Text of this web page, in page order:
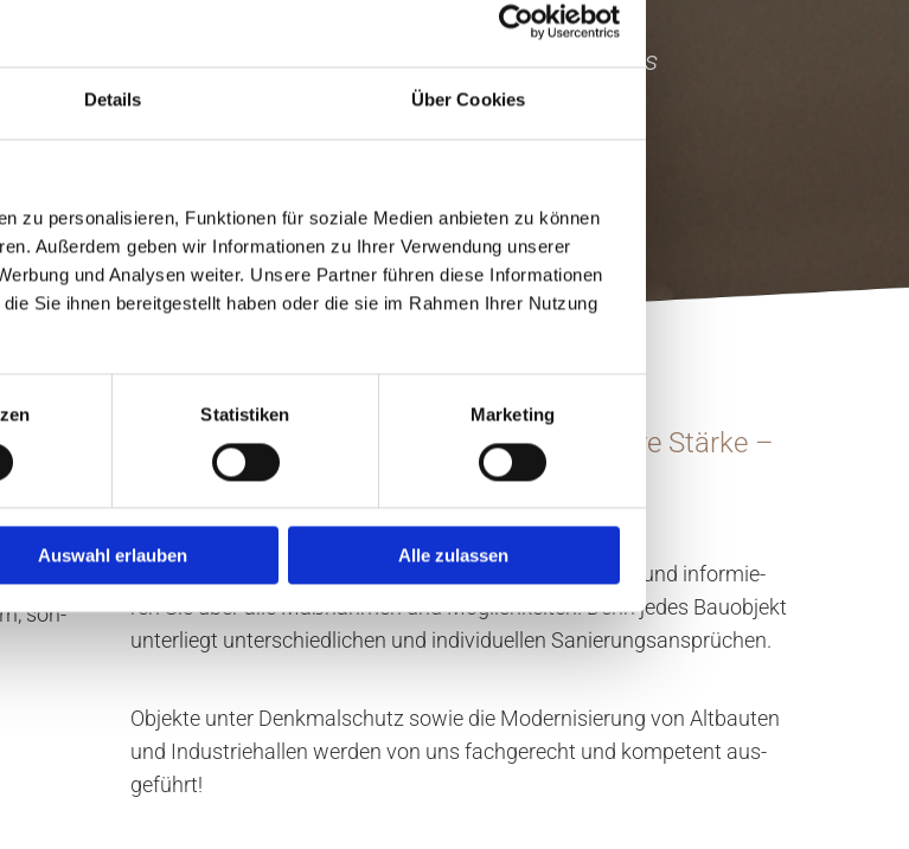
Details Über Cookies
zu personalisieren, Funktionen für soziale Medien anbieten zu können
Außerdem geben wir Informationen zu Ihrer Verwendung unserer
und Analysen weiter. Unsere Partner führen diese Informationen
Sie ihnen bereitgestellt haben oder die sie im Rahmen Ihrer Nutzung
Statistiken Marketing
Auswahl erlauben Alle zulassen
Müssen Sie Baumängel beseitigen?
Oder gehen Sie Ihrer Sanierungspflicht als
Eigentümer nach?
Ihnen,
son­
In der Sanierung von Gebäuden liegt unsere Stärke –
überzeugen Sie sich selbst!
Wir er­stel­len Ihnen einen aus­führ­li­chen Sa­nie­rungs­plan und in­for­mie­
ren Sie über alle Maß­nah­men und Mög­lich­kei­ten. Denn jedes Bau­ob­jekt
un­ter­liegt un­ter­schied­li­chen und in­di­vi­du­el­len Sa­nie­rungs­an­sprü­chen.
Ob­jek­te unter Denk­mal­schutz sowie die Mo­der­ni­sie­rung von Alt­bau­ten
und In­dus­trie­hal­len wer­den von uns fach­ge­recht und kom­pe­tent aus­
ge­führt!